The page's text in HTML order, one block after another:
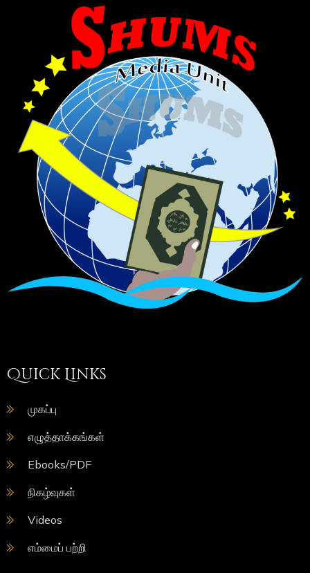
Quick Links
முகப்பு
எழுத்தாக்கங்கள்
Ebooks/PDF
நிகழ்வுகள்
Videos
எம்மைப் பற்றி